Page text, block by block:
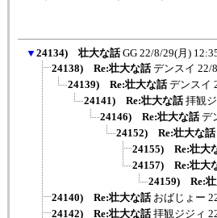
▼ 24134) 壮大な話 GG 22/8/29(月)
24138) Re:壮大な話 デンスイ 22/
24139) Re:壮大な話 デンスイ
24141) Re:壮大な話 拝観
24146) Re:壮大な話 デ
24152) Re:壮大な話
24155) Re:壮大
24157) Re:壮大
24159) Re:壮
24140) Re:壮大な話 おばじょー
24142) Re:壮大な話 拝観ジジィ